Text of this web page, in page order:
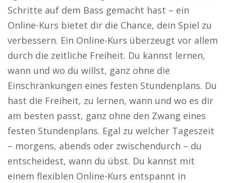
Schritte auf dem Bass gemacht hast – ein
Online-Kurs bietet dir die Chance, dein Spiel zu
verbessern. Ein Online-Kurs überzeugt vor allem
durch die zeitliche Freiheit. Du kannst lernen,
wann und wo du willst, ganz ohne die
Einschränkungen eines festen Stundenplans. Du
hast die Freiheit, zu lernen, wann und wo es dir
am besten passt, ganz ohne den Zwang eines
festen Stundenplans. Egal zu welcher Tageszeit
– morgens, abends oder zwischendurch – du
entscheidest, wann du übst. Du kannst mit
einem flexiblen Online-Kurs entspannt in